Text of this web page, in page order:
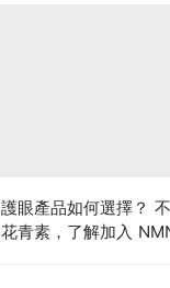
護眼產品如何選擇？
花青素，了解加入